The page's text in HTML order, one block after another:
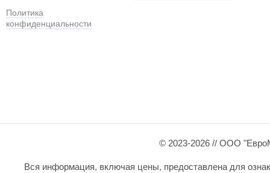
Политика
конфиденциальности
© 2023-2026 // ООО
Вся информация, включая цены, предоставлена для